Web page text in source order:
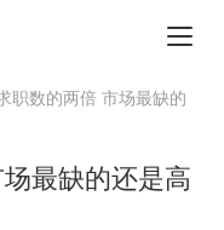
职数的两倍 市场最缺的
最缺的还是高